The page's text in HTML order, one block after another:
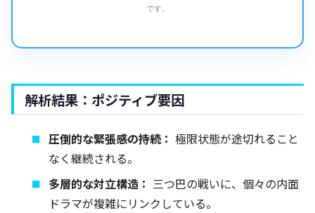
です。
解析結果：ポジティブ要因
圧倒的な緊張感の持続： 極限状態が途切れること
なく継続される。
多層的な対立構造： 三つ巴の戦いに、個々の内面
ドラマが複雑にリンクしている。